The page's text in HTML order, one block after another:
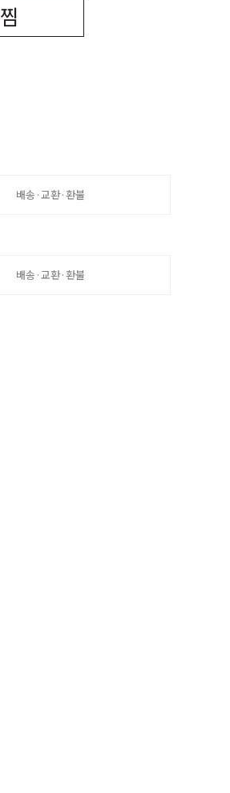
찜
배송·교환·환불
배송·교환·환불